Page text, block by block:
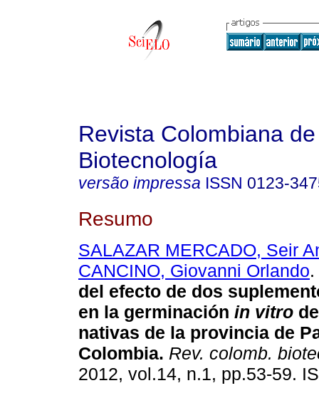
Revista Colombiana de
Biotecnología
versão impressa ISSN 0123-
Resumo
SALAZAR MERCADO, Seir
CANCINO, Giovanni Orlando.
del efecto de dos
en la germinación in vitro
nativas de la provincia de
Colombia. Rev. colomb.
2012, vol.14, n.1, pp.53-59.